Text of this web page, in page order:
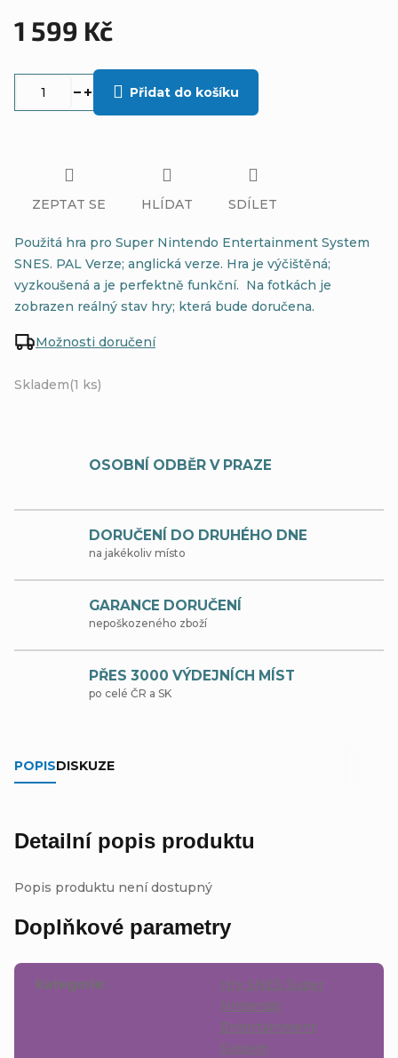
1 599 Kč
Skladem(1 ks)
Možnosti doručení
Přidat do košíku
Použitá hra pro Super Nintendo Entertainment System
SNES. PAL Verze; anglická verze. Hra je výčištěná;
vyzkoušená a je perfektně funkční. Na fotkách je
zobrazen reálný stav hry; která bude doručena.
ZEPTAT SE HLÍDAT SDÍLET
OSOBNÍ ODBĚR V PRAZE
DORUČENÍ DO DRUHÉHO DNE
na jakékoliv místo
GARANCE DORUČENÍ
nepoškozeného zboží
PŘES 3000 VÝDEJNÍCH MÍST
po celé ČR a SK
POPISDISKUZE
Detailní popis produktu
Popis produktu není dostupný
Doplňkové parametry
Kategorie:
Hry SNES Super
Nintendo
Entertainment
System